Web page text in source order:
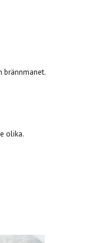
brännmanet.
olika.